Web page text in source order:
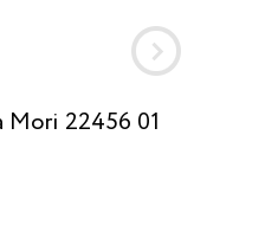
Mori 22456 01